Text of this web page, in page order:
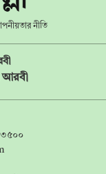
নীতি
আরবী
৩৫০০